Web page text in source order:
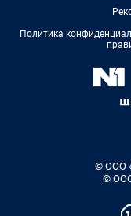
Политика
© ООО
© ООО